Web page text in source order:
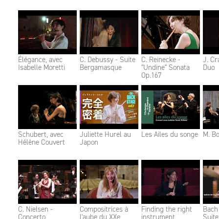
Élégance, avec
Isabelle Moretti
C. Debussy - Suite
Bergamasque
C. Reinecke -
"Undine" Sonata
Op.167
J.
Duo
Schubert, avec
Hélène Couvert
Juliette Hurel au
Japon
Les Ailes du songe M.
C. Nielsen -
Concerto
Compositrices à
l'aube du XXe
Finding the right
instrument